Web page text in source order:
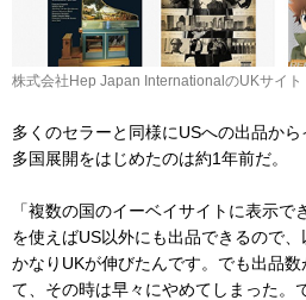
株式会社Hep Japan InternationalのUKサイト
多くのセラーと同様にUSへの出品から
多国展開をはじめたのは約1年前だ。
「複数の国のイーベイサイトに表示
を使えばUS以外にも出品できるので、
かなりUKが伸びたんです。でも出品数
て、その時は早々にやめてしまった。